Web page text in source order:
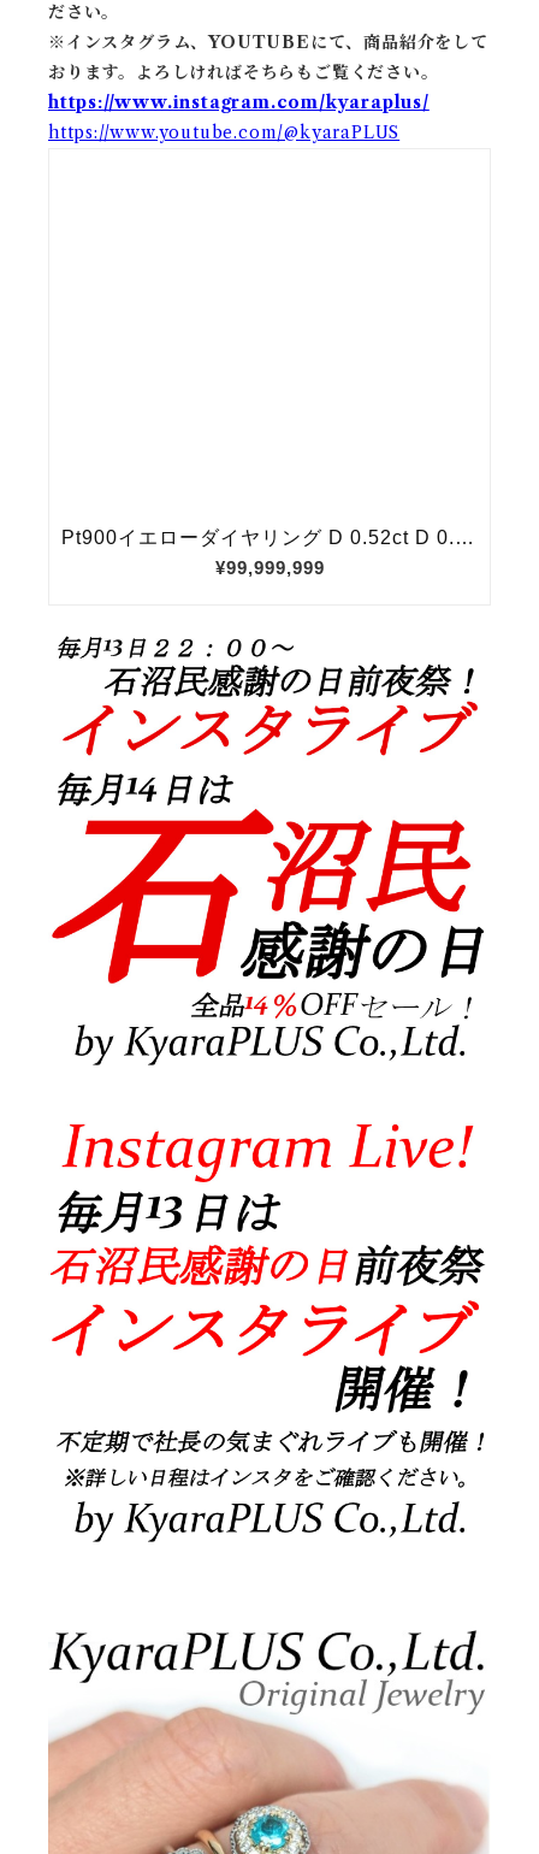
ださい。
※ インスタグラム、YOUTUBEにて、商品紹介をして
おります。よろしければそちらもご覧ください。
https://www.instagram.com/kyaraplus/
https://www.youtube.com/@kyaraPLUS